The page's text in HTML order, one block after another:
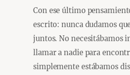
Con ese último
escrito: nunca dudamos
juntos. No necesitábamos
llamar a nadie para
simplemente estábamos